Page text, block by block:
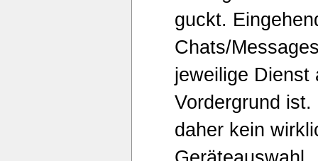
guckt.
Chats/
jeweilige Dienst
Vordergrund
daher kein